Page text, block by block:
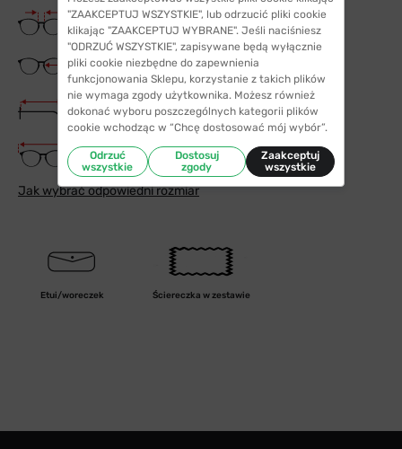
Szerokość mostka
18 mm
Szerokość szkła
54 mm
Długość zauszników
145 mm
Szerokość oprawki
140 mm
Jak wybrać odpowiedni rozmiar
Etui/woreczek Ściereczka w zestawie
"ZAAKCEPTUJ WSZYSTKIE", lub odrzucić pliki cookie
klikając "ZAAKCEPTUJ WYBRANE". Jeśli naciśniesz
"ODRZUĆ WSZYSTKIE", zapisywane będą wyłącznie
pliki cookie niezbędne do zapewnienia
funkcjonowania Sklepu, korzystanie z takich plików
nie wymaga zgody użytkownika. Możesz również
dokonać wyboru poszczególnych kategorii plików
cookie wchodząc w “Chcę dostosować mój wybór”.
Odrzuć
wszystkie
Dostosuj
zgody
Zaakceptuj
wszystkie